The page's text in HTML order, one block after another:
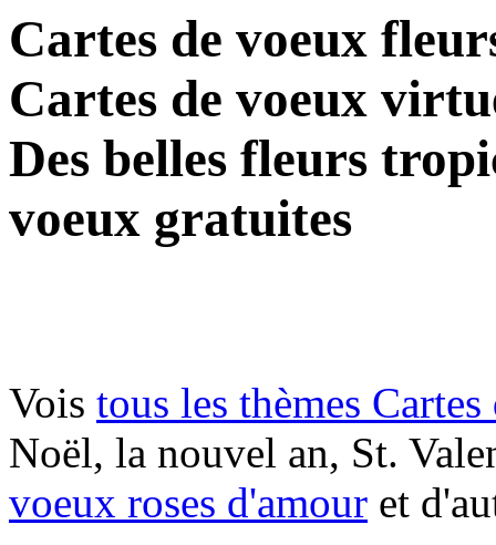
Cartes de voeux
Cartes de voeux
Des belles fleurs
voeux gratuites
Vois tous les thèmes
Noël, la nouvel an, St.
voeux roses d'amour et